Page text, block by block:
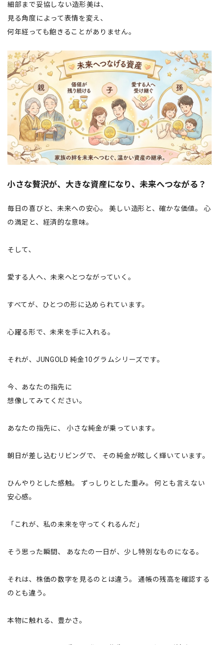
細部まで妥協しない造形美は、
見る角度によって表情を変え、
何年経っても飽きることがありません。
小さな贅沢が、大きな資産になり、未来へつながる？
毎日の喜びと、未来への安心。 美しい造形と、確かな価値。 心
の満足と、経済的な意味。
そして、
愛する人へ、未来へとつながっていく。
すべてが、ひとつの形に込められています。
心躍る形で、未来を手に入れる。
それが、JUNGOLD 純金10グラムシリーズです。
今、あなたの指先に
想像してみてください。
あなたの指先に、 小さな純金が乗っています。
朝日が差し込むリビングで、 その純金が眩しく輝いています。
ひんやりとした感触。 ずっしりとした重み。 何とも言えない
安心感。
「これが、私の未来を守ってくれるんだ」
そう思った瞬間、 あなたの一日が、少し特別なものになる。
それは、株価の数字を見るのとは違う。 通帳の残高を確認する
のとも違う。
本物に触れる、豊かさ。